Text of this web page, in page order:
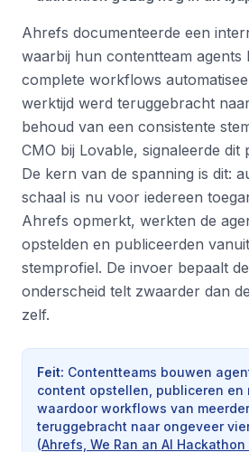
Ahrefs documenteerde een
waarbij hun contentteam agents
complete workflows
werktijd werd teruggebracht
behoud van een consistente
CMO bij Lovable, signaleerde dit
De kern van de spanning is dit:
schaal is nu voor iedereen
Ahrefs opmerkt, werkten de
opstelden en publiceerden
stemprofiel. De invoer bepaalt
onderscheid telt zwaarder dan
zelf.
Feit: Contentteams bouwen
content opstellen, publiceren en
waardoor workflows van
teruggebracht naar ongeveer
(Ahrefs, We Ran an AI